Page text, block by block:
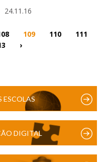
24.11.16
109 110
111
›
DIGITAL